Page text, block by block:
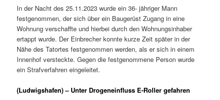
In der Nacht des 25.11.2023 wurde ein 36- jähriger Mann
festgenommen, der sich über ein Baugerüst Zugang in eine
Wohnung verschaffte und hierbei durch den Wohnungsinhaber
ertappt wurde. Der Einbrecher konnte kurze Zeit später in der
Nähe des Tatortes festgenommen werden, als er sich in einem
Innenhof versteckte. Gegen die festgenommene Person wurde
ein Strafverfahren eingeleitet.
(Ludwigshafen) – Unter Drogeneinfluss E-Roller gefahren